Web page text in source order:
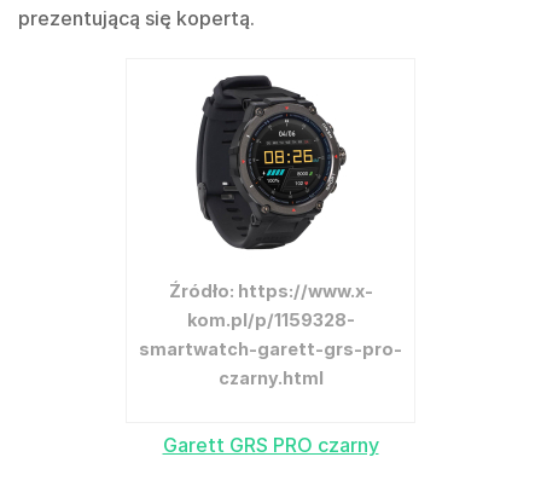
prezentującą się kopertą.
Źródło: https://www.x-
kom.pl/p/1159328-
smartwatch-garett-grs-pro-
czarny.html
Garett GRS PRO czarny